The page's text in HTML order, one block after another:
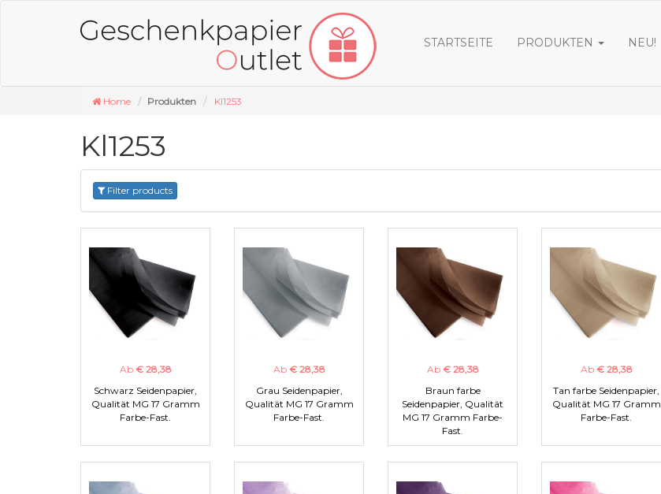
STARTSEITE PRODUKTEN NEU!
Home Produkten Kl1253
Kl1253
Filter products
Ab € 28,38
Schwarz Seidenpapier,
Qualität MG 17 Gramm
Farbe-Fast.
Ab € 28,38
Grau Seidenpapier,
Qualität MG 17 Gramm
Farbe-Fast.
Ab € 28,38
Braun farbe
Seidenpapier, Qualität
MG 17 Gramm Farbe-
Fast.
Ab € 28,38
Tan farbe Seidenpapier,
Qualität MG 17 Gramm
Farbe-Fast.